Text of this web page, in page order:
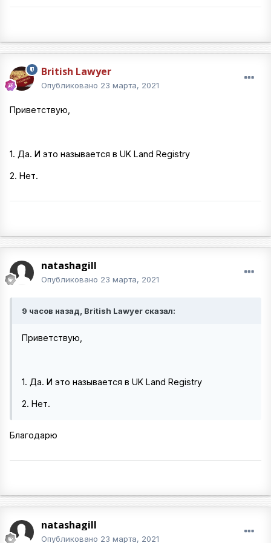
British Lawyer
Опубликовано 23 марта, 2021
Приветствую,
1. Да. И это называется в UK Land Registry
2. Нет.
natashagill
Опубликовано 23 марта, 2021
9 часов назад, British Lawyer сказал:
Приветствую,
1. Да. И это называется в UK Land Registry
2. Нет.
Благодарю
natashagill
Опубликовано 23 марта, 2021